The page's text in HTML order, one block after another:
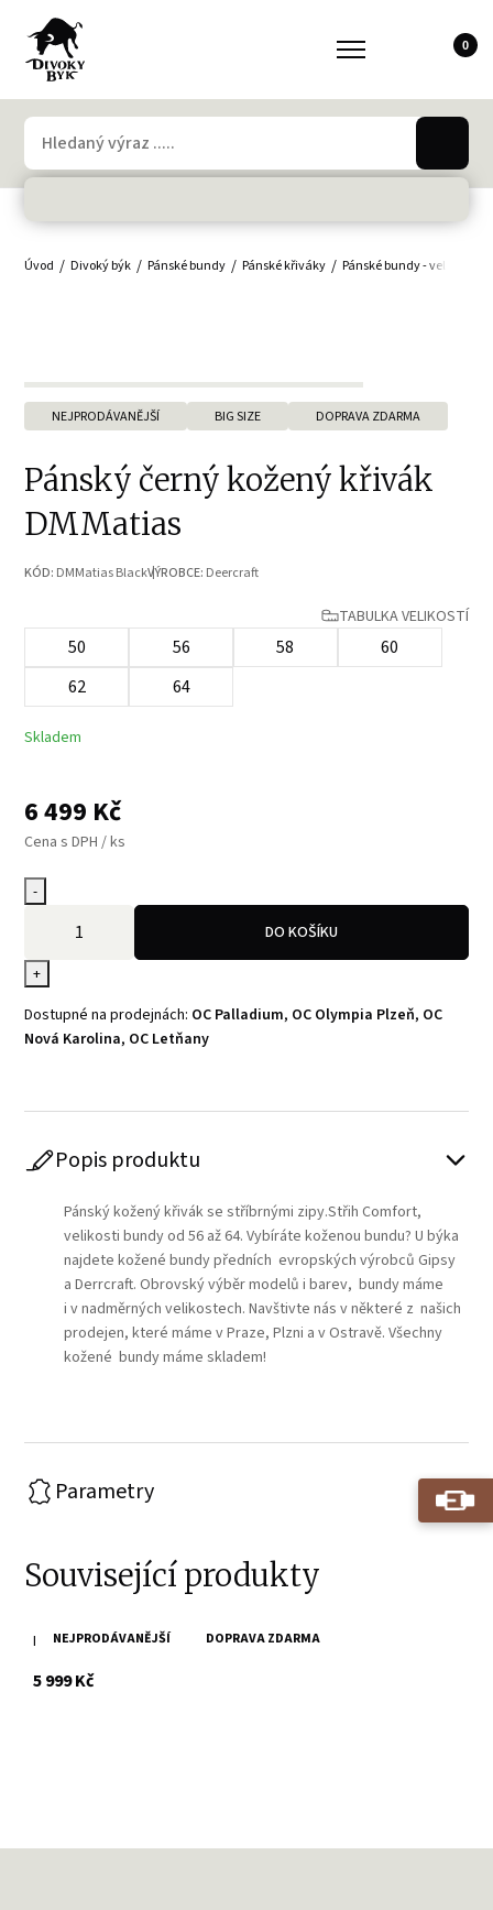
0
Úvod Divoký býk Pánské bundy Pánské křiváky Pánské bundy - velké
NEJPRODÁVANĚJŠÍ BIG SIZE DOPRAVA ZDARMA
Pánský černý kožený křivák
DMMatias
KÓD: DMMatias BlackVÝROBCE: Deercraft
TABULKA VELIKOSTÍ
50 56 58
60
62
64
Skladem
6 499 Kč
Cena s DPH / ks
-
+
DO KOŠÍKU
Dostupné na prodejnách: OC Palladium, OC Olympia Plzeň, OC
Nová Karolina, OC Letňany
Popis produktu
Pánský kožený křivák se stříbrnými zipy.Střih Comfort,
velikosti bundy od 56 až 64. Vybíráte koženou bundu? U býka
najdete kožené bundy předních evropských výrobců Gipsy
a Derrcraft. Obrovský výběr modelů i barev, bundy máme
i v nadměrných velikostech. Navštivte nás v některé z našich
prodejen, které máme v Praze, Plzni a v Ostravě. Všechny
kožené bundy máme skladem!
Parametry
Související produkty
NEJPRODÁVANĚJŠÍ DOPRAVA ZDARMA
Pánský černý kožený křivák Maxim Divoký býk
5 999 Kčs DPH